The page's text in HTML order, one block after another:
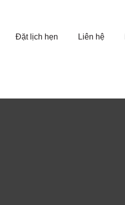
Đặt lịch hẹn Liên hệ